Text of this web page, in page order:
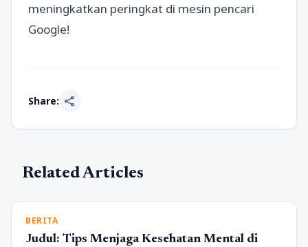
meningkatkan peringkat di mesin pencari
Google!
Share: share
Related Articles
BERITA
Judul: Tips Menjaga Kesehatan Mental di